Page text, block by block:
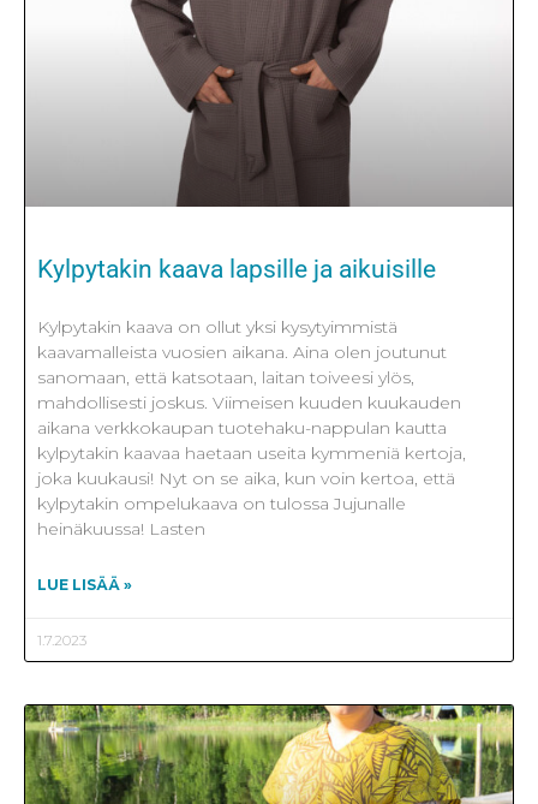
Kylpytakin kaava lapsille ja aikuisille
Kylpytakin kaava on ollut yksi kysytyimmistä
kaavamalleista vuosien aikana. Aina olen joutunut
sanomaan, että katsotaan, laitan toiveesi ylös,
mahdollisesti joskus. Viimeisen kuuden kuukauden
aikana verkkokaupan tuotehaku-nappulan kautta
kylpytakin kaavaa haetaan useita kymmeniä kertoja,
joka kuukausi! Nyt on se aika, kun voin kertoa, että
kylpytakin ompelukaava on tulossa Jujunalle
heinäkuussa! Lasten
LUE LISÄÄ »
1.7.2023